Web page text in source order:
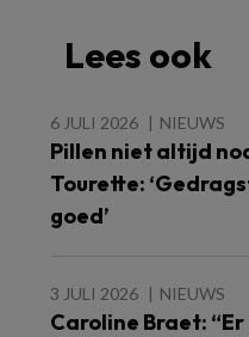
Lees ook
6 JULI 2026 NIEUWS
Pillen niet altijd
Tourette:
goed’
3 JULI 2026 NIEUWS
Caroline Braet: